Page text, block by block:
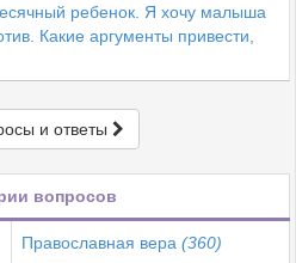
ребенок. Я хочу малыша
Какие аргументы привести,
и ответы
вопросов
Православная вера (360)